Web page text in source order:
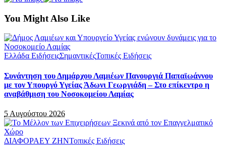
You Might Also Like
Ελλάδα ΕιδήσειςΣημαντικέςΤοπικές Ειδήσεις
Συνάντηση του Δημάρχου Λαμιέων Πανουργιά Παπαϊωάννου
με τον Υπουργό Υγείας Άδωνι Γεωργιάδη – Στο επίκεντρο η
αναβάθμιση του Νοσοκομείου Λαμίας
5 Αυγούστου 2026
ΔΙΑΦΟΡΑΕΥ ΖΗΝΤοπικές Ειδήσεις